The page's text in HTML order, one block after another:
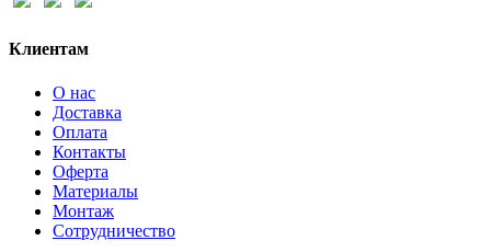
Клиентам
О нас
Доставка
Оплата
Контакты
Оферта
Материалы
Монтаж
Сотрудничество